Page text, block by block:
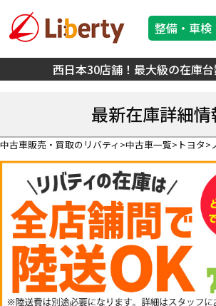
西日本30店舗！最大級の在庫
整備・車検
最新在庫詳細情
中古車販売・買取のリバティ 中古車一覧 トヨタ